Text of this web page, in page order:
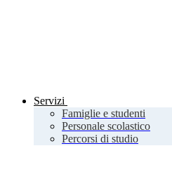
Servizi
Famiglie e studenti
Personale scolastico
Percorsi di studio